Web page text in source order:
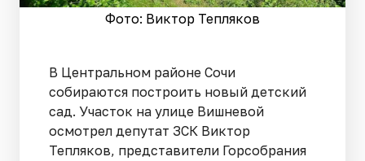
Фото: Виктор Тепляков
В Центральном районе Сочи
собираются построить новый детский
сад. Участок на улице Вишневой
осмотрел депутат ЗСК Виктор
Тепляков, представители Горсобрания